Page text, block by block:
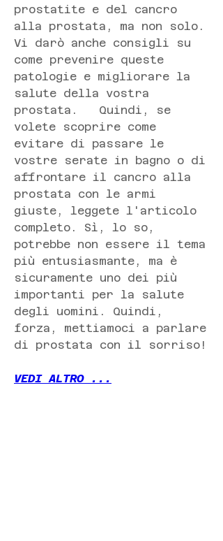
prostatite e del cancro
alla prostata, ma non solo.
Vi darò anche consigli su
come prevenire queste
patologie e migliorare la
salute della vostra
prostata.   Quindi, se
volete scoprire come
evitare di passare le
vostre serate in bagno o di
affrontare il cancro alla
prostata con le armi
giuste, leggete l'articolo
completo. Sì, lo so,
potrebbe non essere il tema
più entusiasmante, ma è
sicuramente uno dei più
importanti per la salute
degli uomini. Quindi,
forza, mettiamoci a parlare
di prostata con il sorriso!
VEDI ALTRO ...